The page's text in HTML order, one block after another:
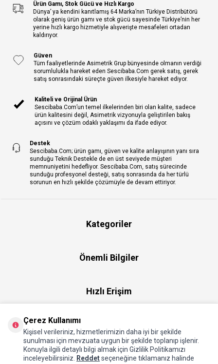
Ürün Gamı, Stok Gücü ve Hızlı Kargo
Dünya’ ya kendini kanıtlamış 64 Marka’nın Türkiye Distribütörü
olarak geniş ürün gamı ve stok gücü sayesinde Türkiye’nin her
yerine hızlı kargo hizmetiyle alışverişte mesafeleri ortadan
kaldırıyor.
Güven
Tüm faaliyetlerinde Asimetrik Grup bünyesinde olmanın verdiği
sorumlulukla hareket eden Sescibaba.Com gerek satış, gerek
satış sonrasındaki süreçte güven ilkesiyle hareket ediyor.
Kaliteli ve Orijinal Ürün
Sescibaba.Com’un temel ilkelerinden biri olan kalite, sadece
ürün kalitesini değil, Asimetrik vizyonuyla geliştirilen bakış
açısını ve çözüm odaklı yaklaşımı da ifade ediyor.
Destek
Sescibaba.Com; ürün gamı, güven ve kalite anlayışının yanı sıra
sunduğu Teknik Destekle de en üst seviyede müşteri
memnuniyetini hedefliyor. Sescibaba.Com, satış sürecinde
sunduğu profesyonel desteği, satış sonrasında da her türlü
sorunun en hızlı şekilde çözümüyle de devam ettiriyor.
Kategoriler
Önemli Bilgiler
Hızlı Erişim
Hakkımızda
Çerez Kullanımı
Kişisel verileriniz, hizmetlerimizin daha iyi bir şekilde
sunulması için mevzuata uygun bir şekilde toplanıp işlenir.
Konuyla ilgili detaylı bilgi almak için Gizlilik Politikamızı
inceleyebilirsiniz.
Reddetseçeneğine tıklamanız halinde